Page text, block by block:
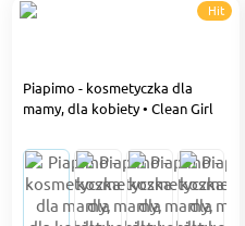
Hit
Piapimo - kosmetyczka dla
mamy, dla kobiety • Clean Girl